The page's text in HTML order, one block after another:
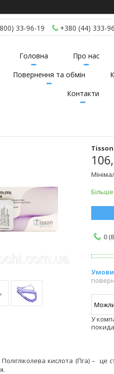
33-96-19 +380 (44) 333-
Головна Про нас
Повернення та обмін
Контакти
Tisson
0
У
Полігліколева кислота (Пга)– це